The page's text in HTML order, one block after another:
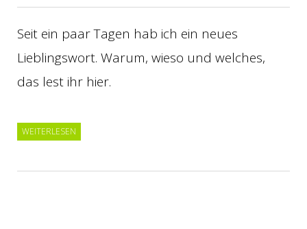
Seit ein paar Tagen hab ich ein neues
Lieblingswort. Warum, wieso und welches,
das lest ihr hier.
WEITERLESEN